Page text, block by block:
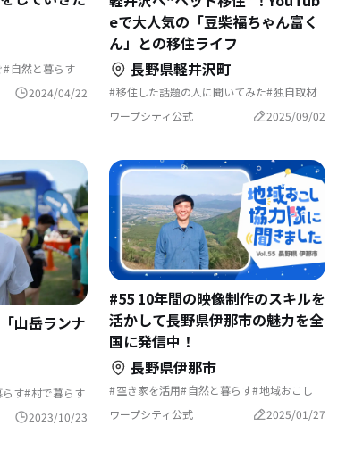
自然と暮らす
隊
まちづくり
みた
2024/04/22
eで大人気の「豆柴福ちゃん富く
ん」との移住ライフ
長野県軽井沢町
移住した話題の人に聞いてみた 独自取材
コンパクトな暮らし 夢の暮らし
結婚を機に移住 避暑地で過ごす
ワープシティ公式 2025/09/02
山岳ランナ
らす 村で暮らす
2023/10/23
#55 10年間の映像制作のスキルを
活かして長野県伊那市の魅力を全
国に発信中！
長野県伊那市
空き家を活用 自然と暮らす 地域おこし
地域おこし協力隊 アートな暮らし
まちづくり 結婚を機に移住
地域おこし協力隊に聞いてみた
ワープシティ公式 2025/01/27